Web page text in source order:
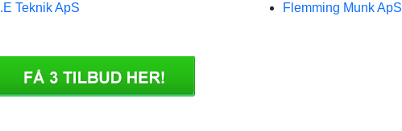
Teknik ApS
Flemming Munk ApS